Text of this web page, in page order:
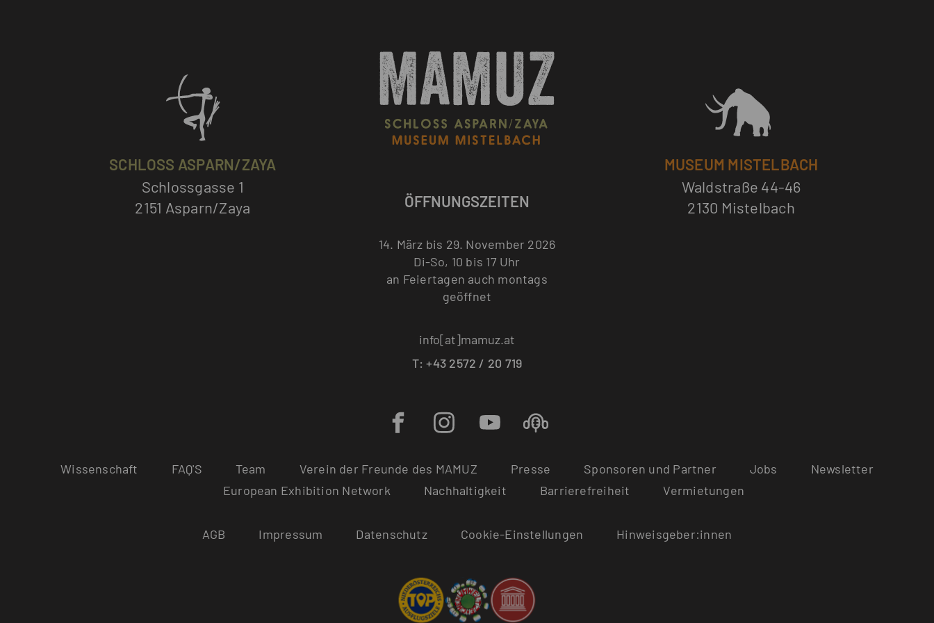
SCHLOSS ASPARN/ZAYA
Schlossgasse 1
2151 Asparn/Zaya
ÖFFNUNGSZEITEN
14. März bis 29. November 2026
Di-So, 10 bis 17 Uhr
an Feiertagen auch montags
info[at]mamuz.at
T: +43 2572 / 20 719
MUSEUM MISTELBACH
Waldstraße 44-46
2130 Mistelbach
Wissenschaft FAQ'S Team Verein der Freunde des MAMUZ Presse Sponsoren und Partner Jobs
Newsletter
European Exhibition Network
Nachhaltigkeit Barrierefreiheit Vermietungen
AGB Impressum Datenschutz Cookie-Einstellungen Hinweisgeber:innen